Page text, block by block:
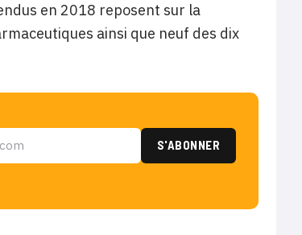
en 2018 reposent sur la
ainsi que neuf des dix